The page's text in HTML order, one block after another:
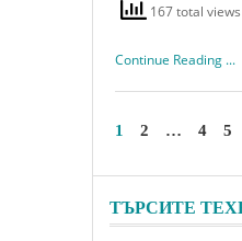
167 total views
Continue Reading ...
1 2 … 4 5
ТЪРСИТЕ